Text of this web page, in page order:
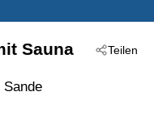
Teilen
Sauna